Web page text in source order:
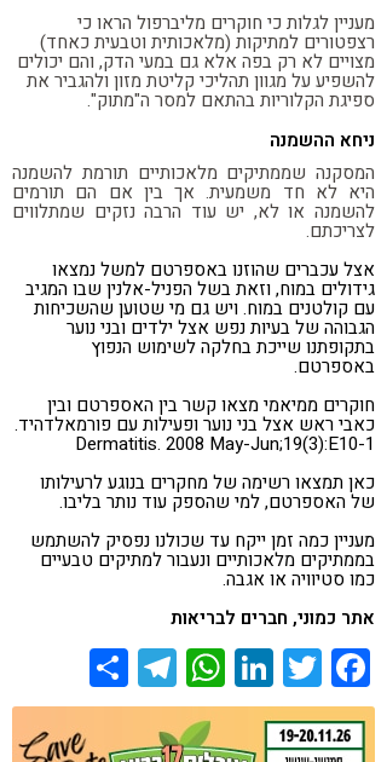
מעניין לגלות כי חוקרים מליברפול הראו כי
רצפטורים למתיקות (מלאכותית וטבעית כאחד)
מצויים לא רק בפה אלא גם במעי הדק, והם יכולים
להשפיע על מגוון תהליכי קליטת מזון ולהגביר את
ספיגת הקלוריות בהתאם למסר ה"מתוק".
ניחא ההשמנה
המסקנה שממתיקים מלאכותיים תורמת להשמנה
היא לא חד משמעית. אך בין אם הם תורמים
להשמנה או לא, יש עוד הרבה נזקים שמתלווים
לצריכתם.
אצל עכברים שהוזנו באספרטם למשל נמצאו
גידולים במוח, וזאת בשל הפניל-אלנין שבו המגיב
עם קולטנים במוח. ויש גם מי שטוען שהשכיחות
הגבוהה של בעיות נפש אצל ילדים ובני נוער
בתקופתנו שייכת בחלקה לשימוש הנפוץ
באספרטם.
חוקרים ממיאמי מצאו קשר בין האספרטם ובין
כאבי ראש אצל בני נוער ופעילות עם פורמאלדהיד.
Dermatitis. 2008 May-Jun;19(3):E10-1
כאן תמצאו רשימה של מחקרים בנוגע לרעילותו
של האספרטם, למי שהספק עוד נותר בליבו.
מעניין כמה זמן ייקח עד שכולנו נפסיק להשתמש
בממתיקים מלאכותיים ונעבור למתיקים טבעיים
כמו סטיוויה או אגבה.
אתר כמוני, חברים לבריאות
Facebook
Twitter
LinkedIn
WhatsApp
Telegram